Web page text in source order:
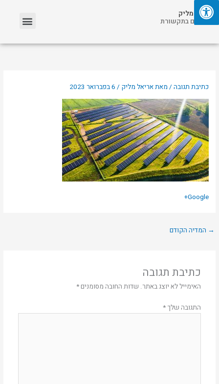
דילוג
לתוכן
אריאל מליק
אזכורים בתקשורת
כתיבת תגובה / מאתאריאל מליק / 6 בפברואר 2023
Google+
→ המדיה הקודם
כתיבת תגובה
האימייל לא יוצג באתר. שדות החובה מסומנים*
התגובה שלך *